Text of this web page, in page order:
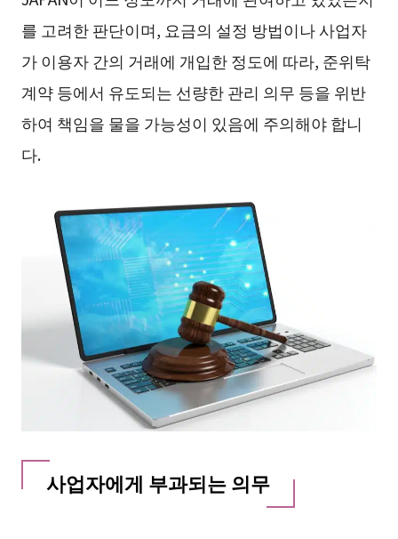
를 고려한 판단이며, 요금의 설정 방법이나 사업자
가 이용자 간의 거래에 개입한 정도에 따라, 준위탁
계약 등에서 유도되는 선량한 관리 의무 등을 위반
하여 책임을 물을 가능성이 있음에 주의해야 합니
다.
사업자에게 부과되는 의무